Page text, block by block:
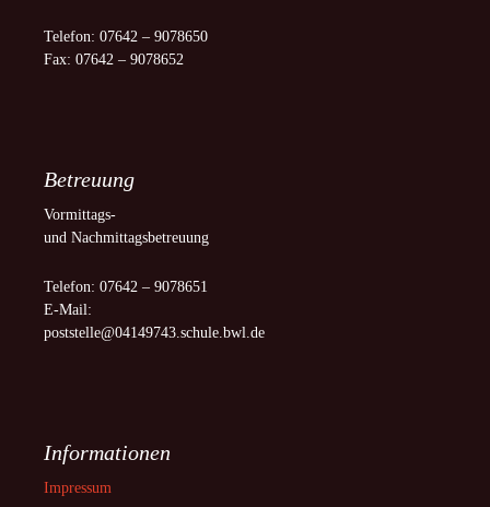
Telefon: 07642 – 9078650
Fax: 07642 – 9078652
Betreuung
Vormittags-
und Nachmittagsbetreuung
Telefon: 07642 – 9078651
E-Mail:
poststelle@04149743.schule.bwl.de
Informationen
Impressum